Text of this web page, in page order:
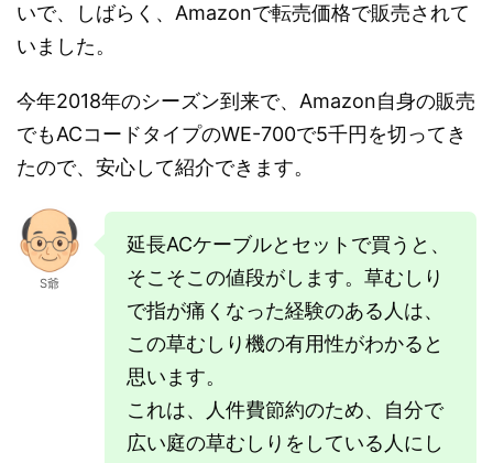
いで、しばらく、Amazonで転売価格で販売されて
いました。
今年2018年のシーズン到来で、Amazon自身の販売
でもACコードタイプのWE-700で5千円を切ってき
たので、安心して紹介できます。
S爺
延長ACケーブルとセットで買うと、
そこそこの値段がします。草むしり
で指が痛くなった経験のある人は、
この草むしり機の有用性がわかると
思います。
これは、人件費節約のため、自分で
広い庭の草むしりをしている人にし